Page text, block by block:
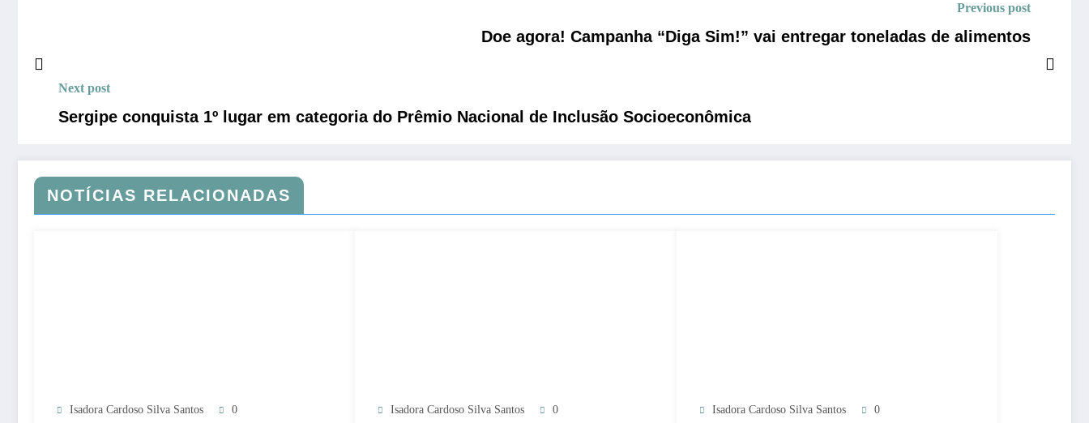
Previous post
Doe agora! Campanha “Diga Sim!” vai entregar toneladas de alimentos
Next post
Sergipe conquista 1º lugar em categoria do Prêmio Nacional de Inclusão Socioeconômica
NOTÍCIAS RELACIONADAS
Isadora Cardoso Silva Santos 0 Isadora Cardoso Silva Santos 0 Isadora Cardoso Silva Santos 0